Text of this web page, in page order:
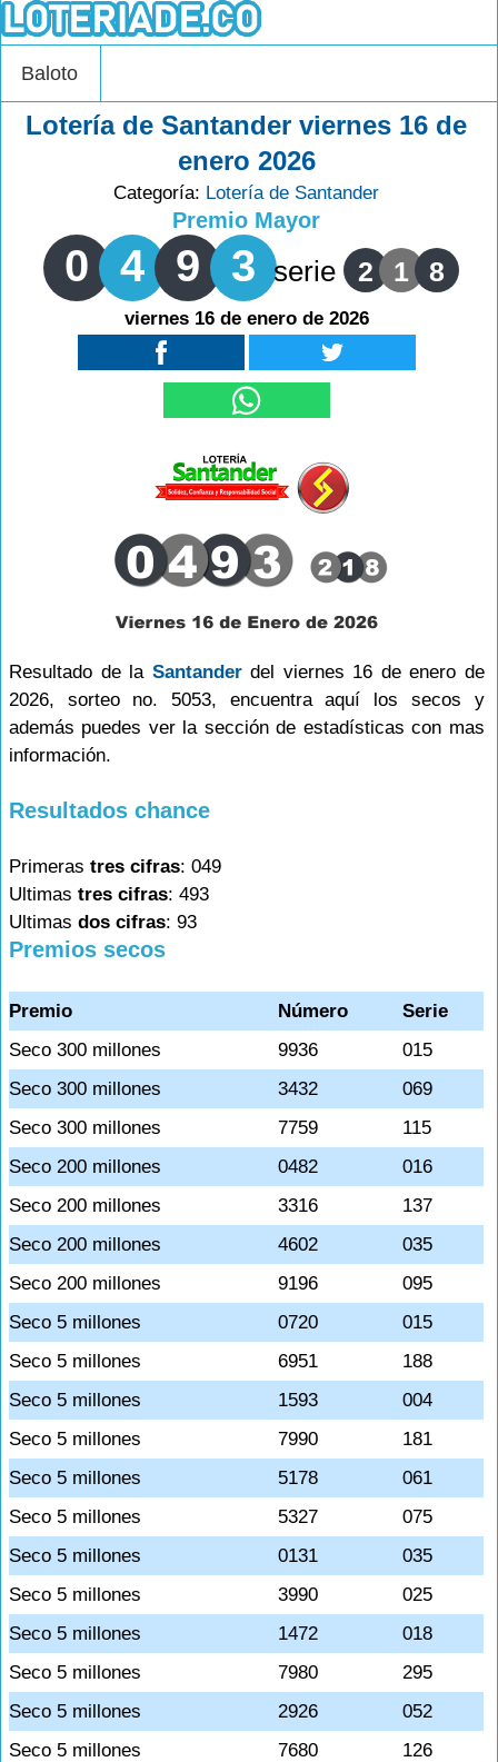
Baloto
Lotería de Santander viernes 16 de
enero 2026
Categoría: Lotería de Santander
Premio Mayor
0 4 9 3 serie 2 1 8
viernes 16 de enero de 2026
Resultado de la Santanderdel viernes 16 de enero de
2026, sorteo no. 5053, encuentra aquí los secos y
además puedes ver la sección de estadísticas con mas
información.
Resultados chance
Primeras tres cifras: 049
Ultimas tres cifras: 493
Ultimas dos cifras: 93
Premios secos
Premio Número
Serie
Seco 300 millones
9936
015
Seco 300 millones
3432
069
Seco 300 millones
7759
115
Seco 200 millones
0482
016
Seco 200 millones
3316
137
Seco 200 millones
4602
035
Seco 200 millones
9196
095
Seco 5 millones
0720
015
Seco 5 millones
6951
188
Seco 5 millones
1593
004
Seco 5 millones
7990
181
Seco 5 millones
5178
061
Seco 5 millones
5327
075
Seco 5 millones
0131
035
Seco 5 millones
3990
025
Seco 5 millones
1472
018
Seco 5 millones
7980
295
Seco 5 millones
2926
052
Seco 5 millones
7680
126